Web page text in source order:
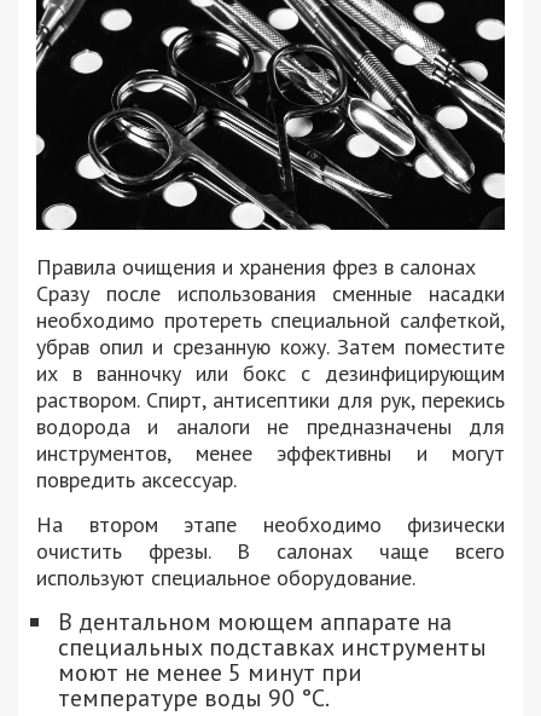
Правила очищения и хранения фрез в салонах
Сразу после использования сменные насадки
необходимо протереть специальной салфеткой,
убрав опил и срезанную кожу. Затем поместите
их в ванночку или бокс с дезинфицирующим
раствором. Спирт, антисептики для рук, перекись
водорода и аналоги не предназначены для
инструментов, менее эффективны и могут
повредить аксессуар.
На втором этапе необходимо физически
очистить фрезы. В салонах чаще всего
используют специальное оборудование.
В дентальном моющем аппарате на
специальных подставках инструменты
моют не менее 5 минут при
температуре воды 90 °С.